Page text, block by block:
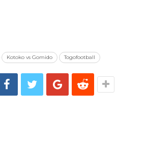
Kotoko vs Gomido Togofootball